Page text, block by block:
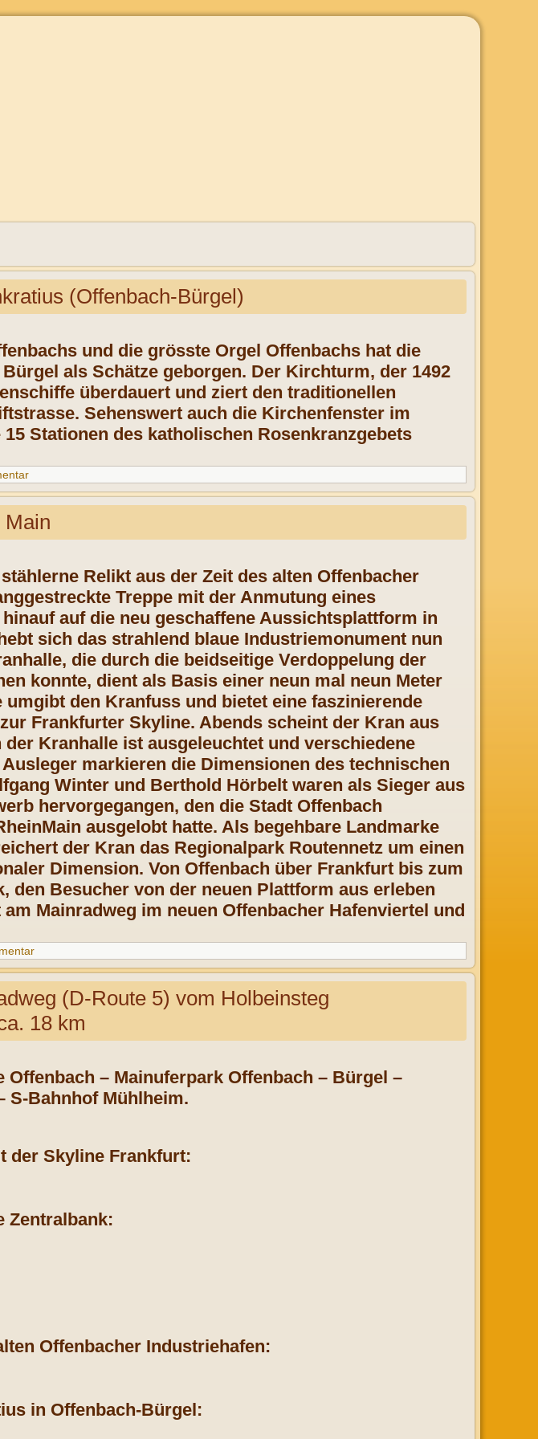
(Offenbach-Bürgel)
und die grösste Orgel Offenbachs hat die
als Schätze geborgen. Der Kirchturm, der 1492
überdauert und ziert den traditionellen
Sehenswert auch die Kirchenfenster im
Stationen des katholischen Rosenkranzgebets
Main
Relikt aus der Zeit des alten Offenbacher
Treppe mit der Anmutung eines
auf die neu geschaffene Aussichtsplattform in
sich das strahlend blaue Industriemonument nun
die durch die beidseitige Verdoppelung der
konnte, dient als Basis einer neun mal neun Meter
den Kranfuss und bietet eine faszinierende
Frankfurter Skyline. Abends scheint der Kran aus
Kranhalle ist ausgeleuchtet und verschiedene
markieren die Dimensionen des technischen
Winter und Berthold Hörbelt waren als Sieger aus
hervorgegangen, den die Stadt Offenbach
ausgelobt hatte. Als begehbare Landmarke
der Kran das Regionalpark Routennetz um einen
Dimension. Von Offenbach über Frankfurt bis zum
den Besucher von der neuen Plattform aus erleben
Mainradweg im neuen Offenbacher Hafenviertel und
(D-Route 5) vom Holbeinsteg
18 km
Offenbach – Mainuferpark Offenbach – Bürgel –
S-Bahnhof Mühlheim.
der Skyline Frankfurt:
Zentralbank:
Offenbacher Industriehafen:
in Offenbach-Bürgel: